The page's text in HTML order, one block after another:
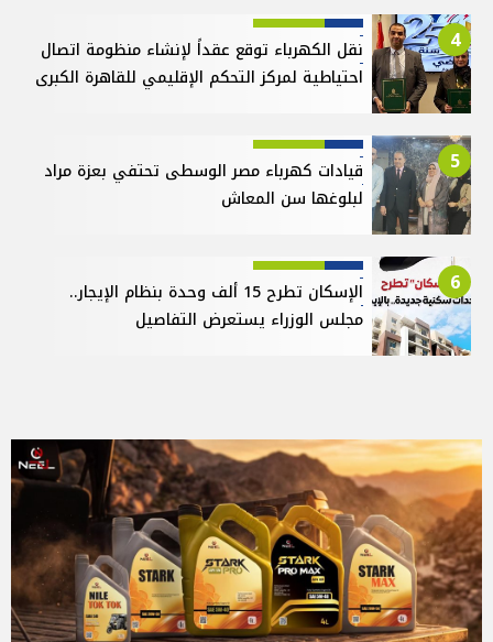
4
نقل الكهرباء توقع عقداً لإنشاء منظومة اتصال
احتياطية لمركز التحكم الإقليمي للقاهرة الكبرى
5
قيادات كهرباء مصر الوسطى تحتفي بعزة مراد
لبلوغها سن المعاش
6
الإسكان تطرح 15 ألف وحدة بنظام الإيجار..
مجلس الوزراء يستعرض التفاصيل